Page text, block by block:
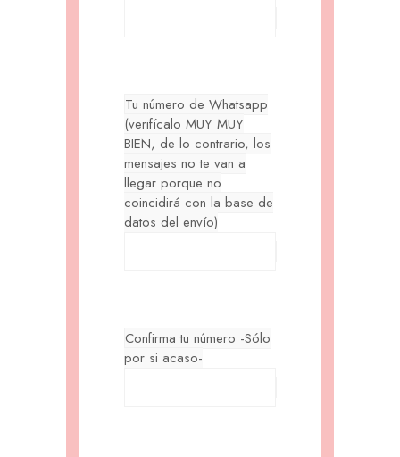
Tu número de Whatsapp
(verifícalo MUY MUY
BIEN, de lo contrario, los
mensajes no te van a
llegar porque no
coincidirá con la base de
datos del envío)
Confirma tu número -Sólo
por si acaso-